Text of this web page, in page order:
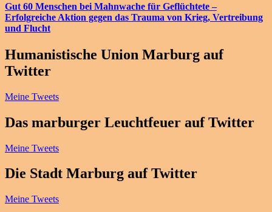
Gut 60 Menschen bei Mahnwache für Geflüchtete –
Erfolgreiche Aktion gegen das Trauma von Krieg, Vertreibung
und Flucht
Humanistische Union Marburg auf
Twitter
Meine Tweets
Das marburger Leuchtfeuer auf Twitter
Meine Tweets
Die Stadt Marburg auf Twitter
Meine Tweets